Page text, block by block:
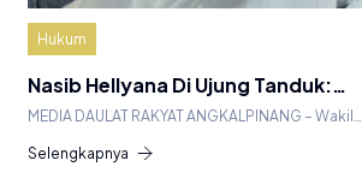
Hukum
Nasib Hellyana Di Ujung Tanduk:…
MEDIA DAULAT RAKYAT ANGKALPINANG – Wakil…
Selengkapnya